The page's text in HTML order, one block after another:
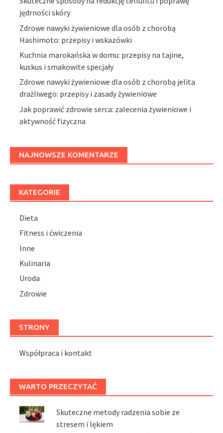
jędrności skóry
Zdrowe nawyki żywieniowe dla osób z chorobą
Hashimoto: przepisy i wskazówki
Kuchnia marokańska w domu: przepisy na tajine,
kuskus i smakowite specjały
Zdrowe nawyki żywieniowe dla osób z chorobą jelita
drażliwego: przepisy i zasady żywieniowe
Jak poprawić zdrowie serca: zalecenia żywieniowe i
aktywność fizyczna
NAJNOWSZE KOMENTARZE
KATEGORIE
Dieta
Fitness i ćwiczenia
Inne
Kulinaria
Uroda
Zdrowie
STRONY
Współpraca i kontakt
WARTO PRZECZYTAĆ
Skuteczne metody radzenia sobie ze
stresem i lękiem